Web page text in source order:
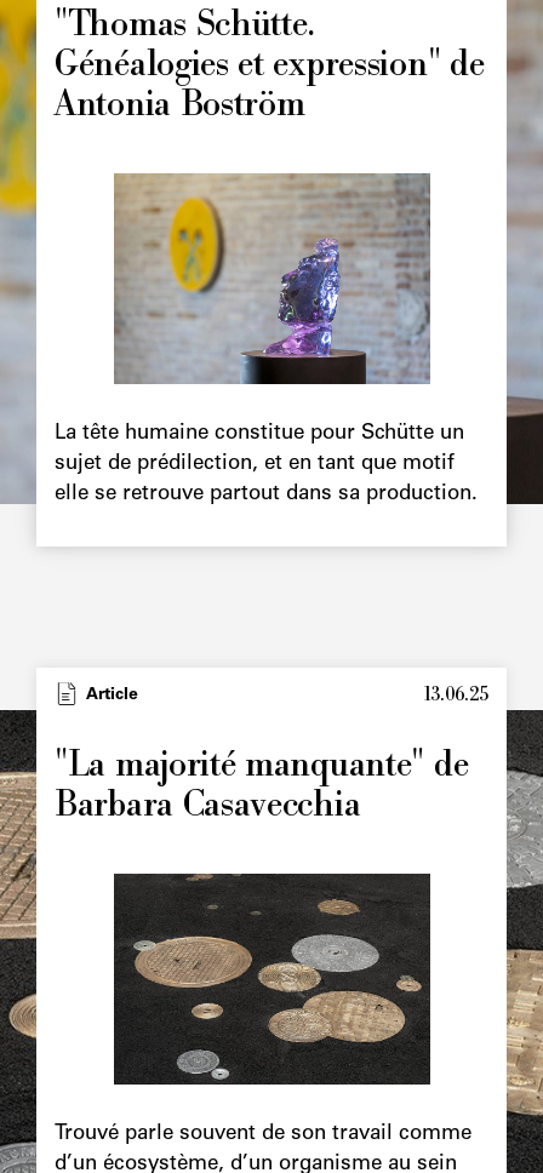
"Thomas Schütte.
Généalogies et expression" de
Antonia Boström
La tête humaine constitue pour Schütte un
sujet de prédilection, et en tant que motif
elle se retrouve partout dans sa production.
TypeArticle 13.06.25
"La majorité manquante" de
Barbara Casavecchia
Image
principale
Image
principale
Trouvé parle souvent de son travail comme
d’un écosystème, d’un organisme au sein